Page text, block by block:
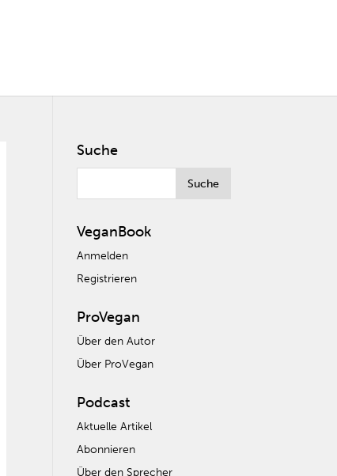
Suche
VeganBook
Anmelden
Registrieren
ProVegan
Über den Autor
Über ProVegan
Podcast
Aktuelle Artikel
Abonnieren
Über den Sprecher